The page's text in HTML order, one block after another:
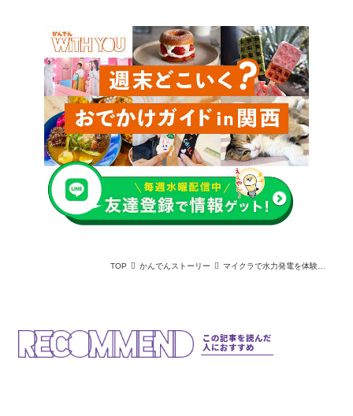
TOP かんでんストーリー マイクラで水力発電を体験！関西電力が本気で作った教育ゲーム「ハイドロクラフト」の舞台裏
この記事を読んだ
人におすすめ